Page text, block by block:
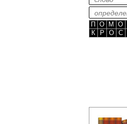
П О М О
К
Р О С